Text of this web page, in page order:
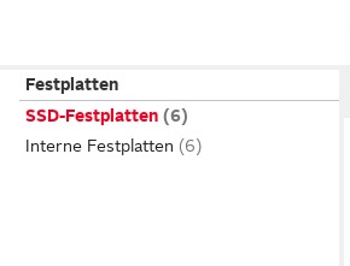
Festplatten
SSD-Festplatten
Interne Festplatten